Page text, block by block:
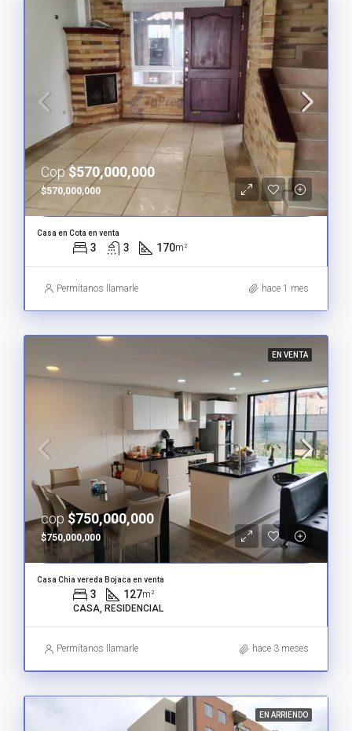
Cop$570,000,000
$570,000,000
Casa en Cota en venta
3 3 170m²
Permítanos llamarle hace 1 mes
EN VENTA
cop$750,000,000
$750,000,000
Casa Chia vereda Bojaca en venta
3 127m²
CASA, RESIDENCIAL
Permítanos llamarle hace 3 meses
EN ARRIENDO